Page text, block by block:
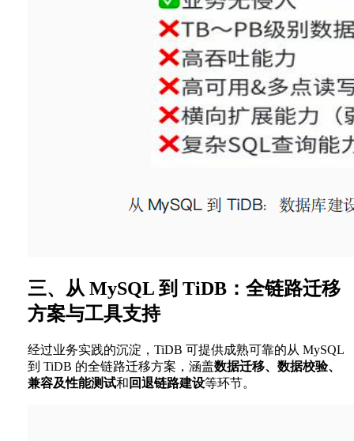
三、从 MySQL 到 TiDB：全链路迁移
方案与工具支持
经过业务实践的沉淀，TiDB 可提供成熟可靠的从 MySQL
到 TiDB 的全链路迁移方案，涵盖数据迁移、数据校验、
兼容及性能测试和 回退链路建设等环节。